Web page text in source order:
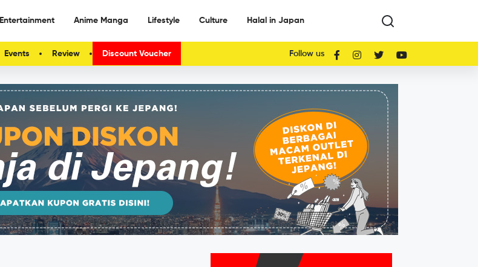
Entertainment Anime Manga Lifestyle Culture Halal in Japan
Events Review Discount Voucher Follow us